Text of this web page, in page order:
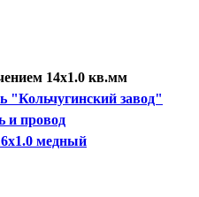
14x1.0 кв.мм
"Кольчугинский завод"
и провод
медный